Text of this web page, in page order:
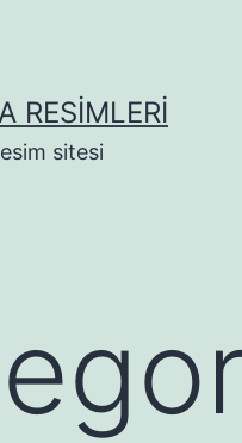
RESIMLERI
sitesi